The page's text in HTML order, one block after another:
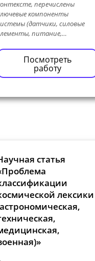
перечислены
компоненты
(датчики, силовые
питание,…
Посмотреть
работу
статья
лексики